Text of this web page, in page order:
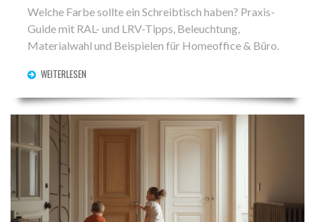
Welche Farbe sollte ein Schreibtisch haben? Praxis-
Guide mit RAL- und LRV-Tipps, Beleuchtung,
Materialwahl und Beispielen für Homeoffice & Büro.
WEITERLESEN